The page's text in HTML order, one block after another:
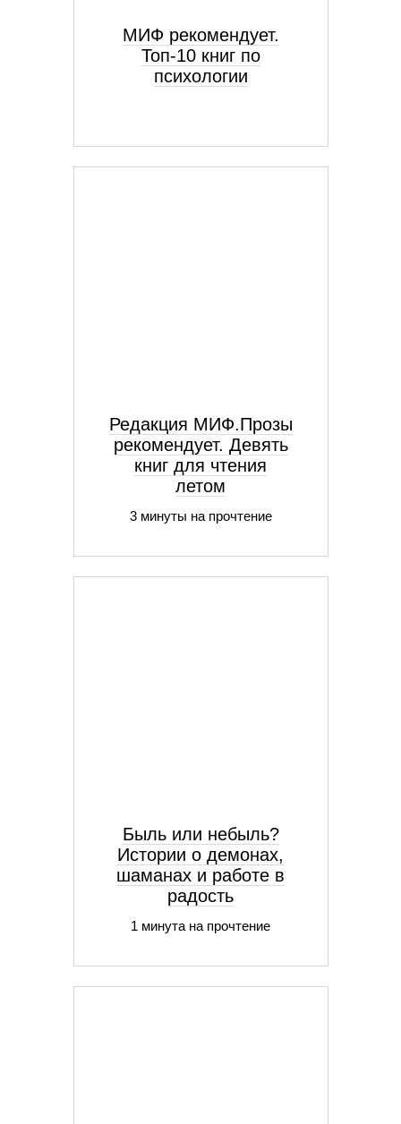
МИФ рекомендует.
Топ-10 книг по
психологии
Редакция МИФ.Прозы
рекомендует. Девять
книг для чтения
летом
3 минуты на прочтение
Быль или небыль?
Истории о демонах,
шаманах и работе в
радость
1 минута на прочтение